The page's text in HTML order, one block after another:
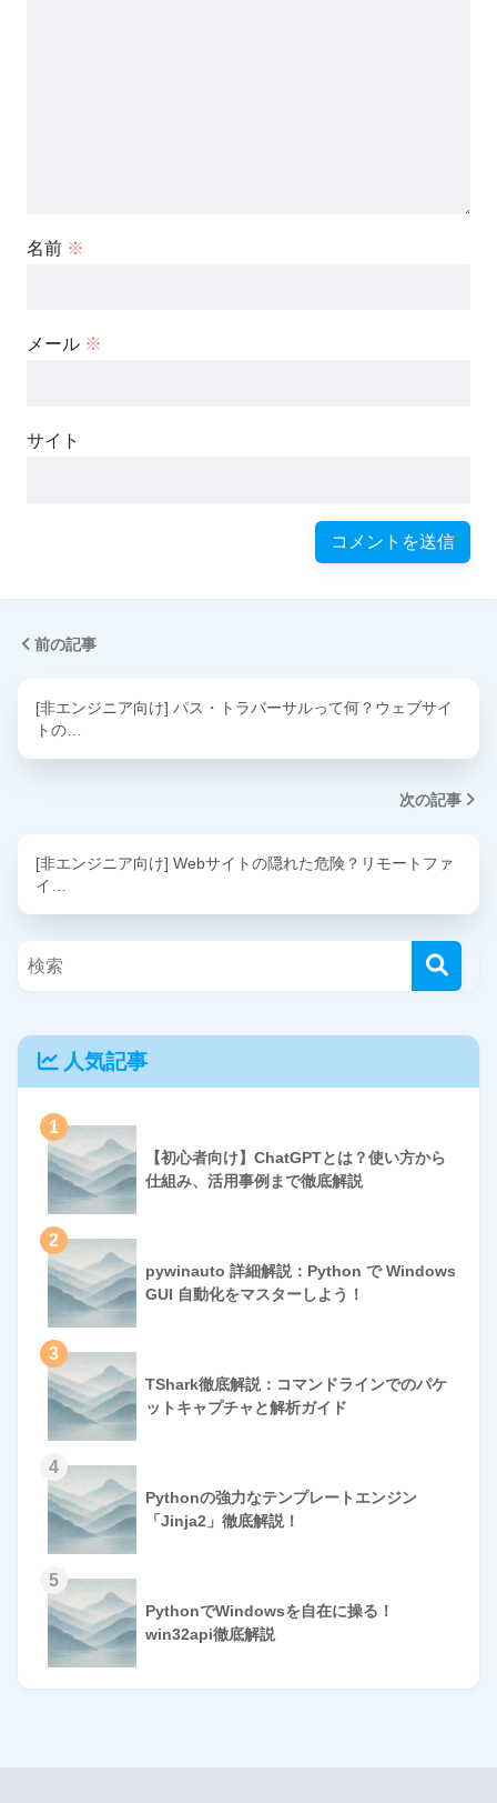
名前 ※
メール ※
サイト
前の記事
[非エンジニア向け] パス・トラバーサルって何？ウェブサイ
トの…
次の記事
[非エンジニア向け] Webサイトの隠れた危険？リモートファ
イ…
人気記事
1
【初心者向け】ChatGPTとは？使い方から
仕組み、活用事例まで徹底解説
2
pywinauto 詳細解説：Python で Windows
GUI 自動化をマスターしよう！
3
TShark徹底解説：コマンドラインでのパケ
ットキャプチャと解析ガイド
4
Pythonの強力なテンプレートエンジン
「Jinja2」徹底解説！
5
PythonでWindowsを自在に操る！
win32api徹底解説